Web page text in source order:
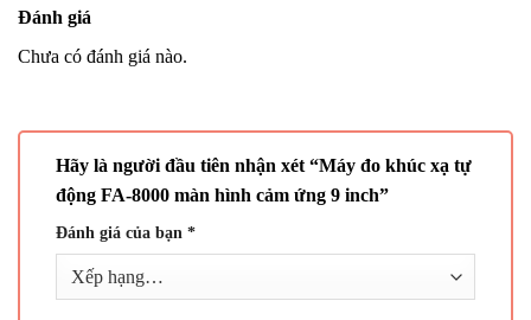
Đánh giá
Chưa có đánh giá nào.
Hãy là người đầu tiên nhận xét “Máy đo khúc xạ tự
động FA-8000 màn hình cảm ứng 9 inch”
Đánh giá của bạn *